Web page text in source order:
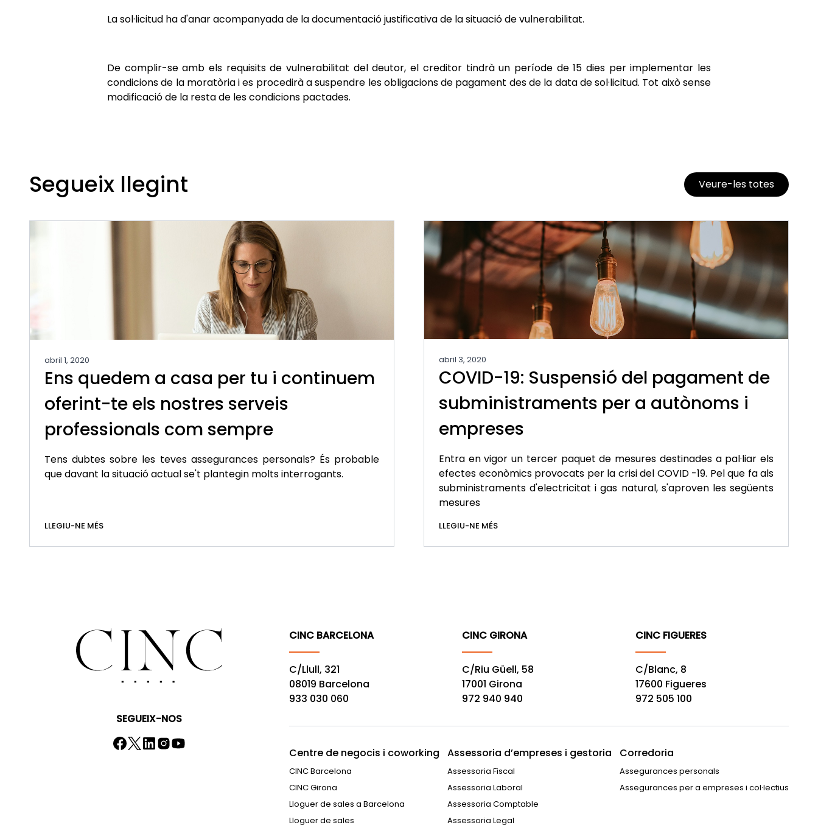
La sol·licitud ha d'anar acompanyada de la documentació justificativa de la situació de vulnerabilitat.
De complir-se amb els requisits de vulnerabilitat del deutor, el creditor tindrà un període de 15 dies per implementar les
condicions de la moratòria i es procedirà a suspendre les obligacions de pagament des de la data de sol·licitud. Tot això sense
modificació de la resta de les condicions pactades.
Segueix llegint Veure-les totes
abril 1, 2020
Ens quedem a casa per tu i continuem
oferint-te els nostres serveis
professionals com sempre
Tens dubtes sobre les teves assegurances personals? És probable
que davant la situació actual se't plantegin molts interrogants.
LLEGIU-NE MÉS
abril 3, 2020
COVID-19: Suspensió del pagament de
subministraments per a autònoms i
empreses
Entra en vigor un tercer paquet de mesures destinades a pal·liar els
efectes econòmics provocats per la crisi del COVID -19. Pel que fa als
subministraments d'electricitat i gas natural, s'aproven les següents
mesures
LLEGIU-NE MÉS
SEGUEIX-NOS
CINC BARCELONA
C/Llull, 321
08019 Barcelona
933 030 060
CINC GIRONA
C/Riu Güell, 58
17001 Girona
972 940 940
CINC FIGUERES
C/Blanc, 8
17600 Figueres
972 505 100
Centre de negocis i coworking
CINC Barcelona
CINC Girona
Lloguer de sales a Barcelona
Lloguer de sales
Assessoria d’empreses i gestoria
Assessoria Fiscal
Assessoria Laboral
Assessoria Comptable
Assessoria Legal
Corredoria
Assegurances personals
Assegurances per a empreses i col·lectius